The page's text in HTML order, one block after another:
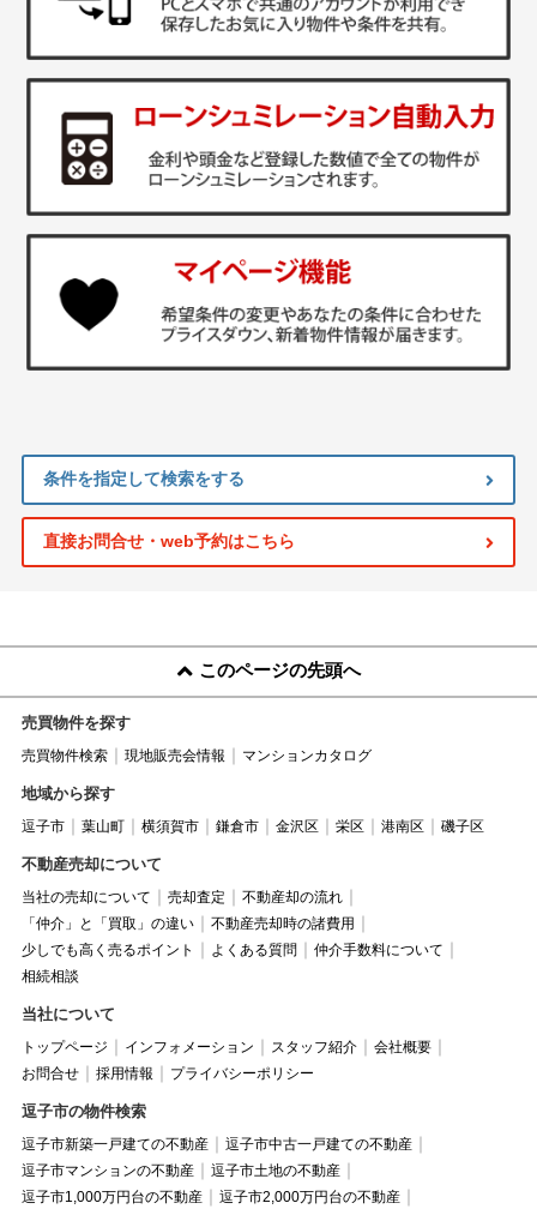
条件を指定して検索をする
直接お問合せ・web予約はこちら
このページの先頭へ
売買物件を探す
売買物件検索 現地販売会情報 マンションカタログ
地域から探す
逗子市 葉山町 横須賀市 鎌倉市 金沢区 栄区 港南区 磯子区
不動産売却について
当社の売却について 売却査定
不動産却の流れ
「仲介」と「買取」の違い
不動産売却時の諸費用
少しでも高く売るポイント
よくある質問
仲介手数料について
相続相談
当社について
トップページ インフォメーション スタッフ紹介
会社概要
お問合せ
採用情報 プライバシーポリシー
逗子市の物件検索
逗子市新築一戸建ての不動産
逗子市中古一戸建ての不動産
逗子市マンションの不動産
逗子市土地の不動産
逗子市1,000万円台の不動産
逗子市2,000万円台の不動産